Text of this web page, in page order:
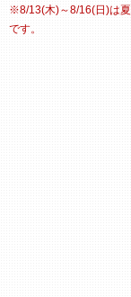
※8/13(木)～8/16(日)は
です。